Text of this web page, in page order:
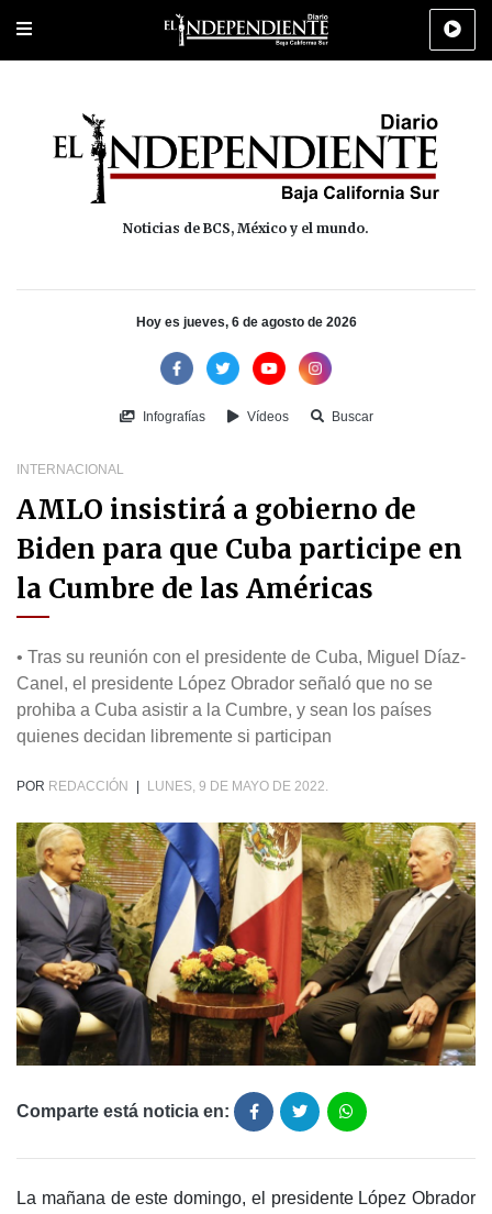
Portada Los Cabos Policiaca Deportes Cultura
Noticias de BCS, México y el mundo.
Hoy es jueves, 6 de agosto de 2026
Infografías Vídeos Buscar
INTERNACIONAL
AMLO insistirá a gobierno de
Biden para que Cuba participe en
la Cumbre de las Américas
• Tras su reunión con el presidente de Cuba, Miguel Díaz-
Canel, el presidente López Obrador señaló que no se
prohiba a Cuba asistir a la Cumbre, y sean los países
quienes decidan libremente si participan
POR REDACCIÓN LUNES, 9 DE MAYO DE 2022.
Comparte está noticia en:
La mañana de este domingo, el presidente López Obrador